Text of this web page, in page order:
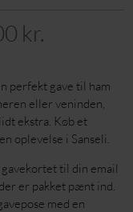
kr.
perfekt gave til ham
eller veninden,
ekstra. Køb et
oplevelse i Sanseli.
gavekortet til din email
er pakket pænt ind.
med en